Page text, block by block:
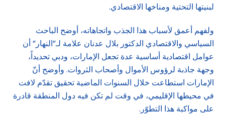
لبنيتها التحتية ومناخها الاقتصادي.
ولفهم أعمق لأسباب هذا الجذب واتجاهاته، أوضح الباحث
السياسي والاقتصادي الدكتور بلال عدنان علامة لـ”النهار” أن
عوامل اقتصادية أساسية عدة تجعل الإمارات، ودبي تحديداً،
وجهة جاذبة لرؤوس الأموال وأصحاب الثروات. وأوضح أنّ
الإمارات استطاعت خلال السنوات الماضية تحقيق تقدّم لافت
في محيطها الإقليمي، في وقت لم تكن فيه دول المنطقة قادرة
على مواكبة هذا التطوّر.